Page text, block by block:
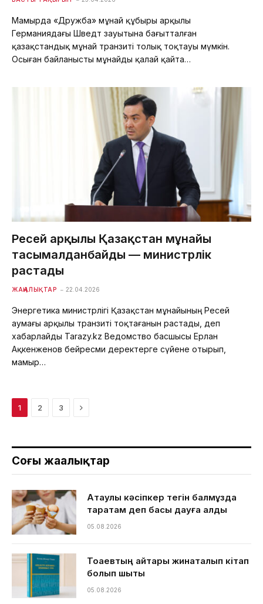
Мамырда «Дружба» мұнай құбыры арқылы
Германиядағы Шведт зауытына бағытталған
қазақстандық мұнай транзиті толық тоқтауы мүмкін.
Осыған байланысты мұнайды қалай қайта…
Ресей арқылы Қазақстан мұнайы
тасымалданбайды — министрлік
растады
ЖАҢАЛЫҚТАР 22.04.2026
Энергетика министрлігі Қазақстан мұнайының Ресей
аумағы арқылы транзиті тоқтағанын растады, деп
хабарлайды Tarazy.kz Ведомство басшысы Ерлан
Ақкенженов бейресми деректерге сүйене отырып,
мамыр…
1 2 3 Next
Соңғы жаңалықтар
Ақтаулық кәсіпкер тегін балмұздақ
таратам деп басы дауға қалды
05.08.2026
Тоқаевтың айтқары жинақталып кітап
болып шықты
05.08.2026